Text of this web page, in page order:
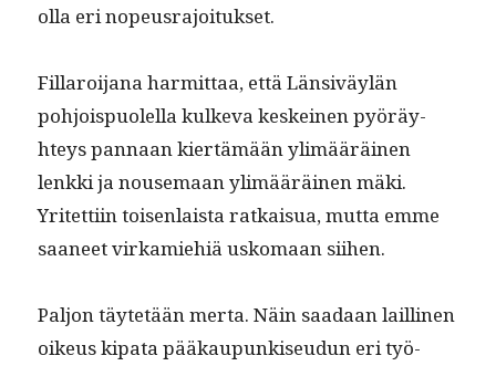
olla eri nopeusrajoitukset.
Fil­laroi­jana har­mit­taa, että Län­siväylän
pohjois­puolel­la kulke­va keskeinen pyöräy­
hteys pan­naan kiertämään ylimääräi­nen
lenk­ki ja nouse­maan ylimääräi­nen mäki.
Yritet­ti­in toisen­laista ratkaisua, mut­ta emme
saa­neet virkamiehiä usko­maan siihen.
Paljon täytetään mer­ta. Näin saadaan lailli­nen
oikeus kipa­ta pääkaupunkiseudun eri työ­